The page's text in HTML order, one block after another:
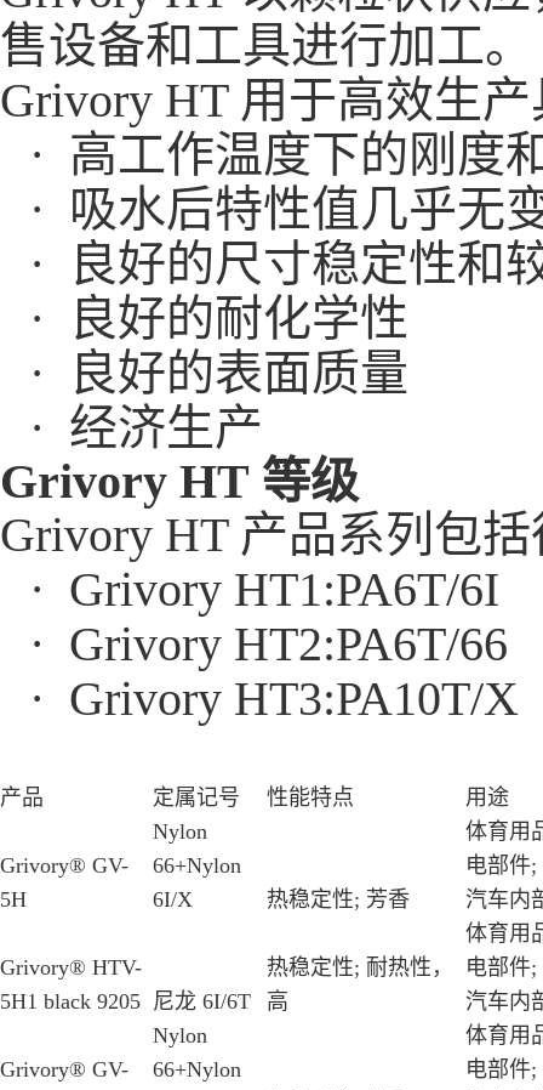
售设备和工具进行加工。
Grivory HT 用于高效生
· 高工作温度下的刚度
· 吸水后特性值几乎无
· 良好的尺寸稳定性和
· 良好的耐化学性
· 良好的表面质量
· 经济生产
Grivory HT 等级
Grivory HT 产品系列包
· Grivory HT1:PA6T/6I
· Grivory HT2:PA6T/66
· Grivory HT3:PA10T/X
产品 定属记号 性能特点 用途
Grivory® GV-
5H
Nylon
66+Nylon
6I/X
热稳定性; 芳香
体育用
电部件
汽车内
Grivory® HTV-
5H1 black 9205 尼龙 6I/6T
热稳定性; 耐热性，
高
体育用
电部件
汽车内
Grivory® GV-
Nylon
66+Nylon
体育用
电部件